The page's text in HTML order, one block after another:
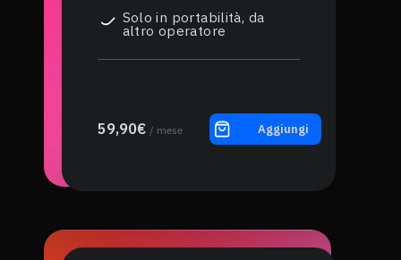
Solo in portabilità, da
altro operatore
59,90€ / mese Aggiungi